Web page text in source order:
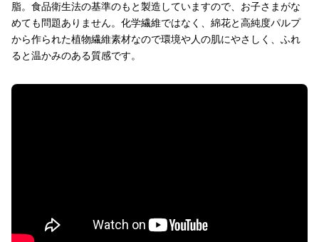
脂。食品衛生法の基準のもと製造していますので、お子さまがな
めても問題ありません。化学繊維ではなく、綿花と高純度パルプ
から作られた植物繊維素材なので環境や人の肌にやさしく、ふれ
ると温かみのある質感です。